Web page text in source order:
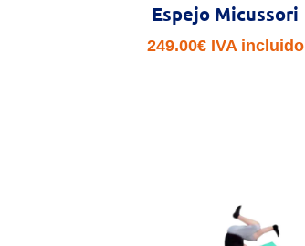
Espejo Micussori
249.00€ IVA incluido